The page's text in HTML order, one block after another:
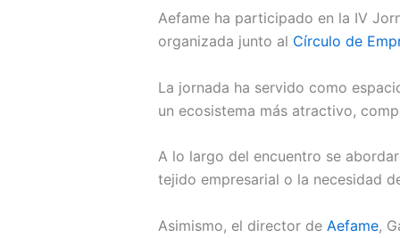
Aefame ha participado en la IV
organizada junto al Círculo de
La jornada ha servido como
un ecosistema más atractivo,
A lo largo del encuentro se
tejido empresarial o la necesidad
Asimismo, el director de Aefame,